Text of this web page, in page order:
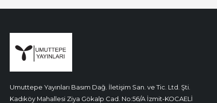
Umuttepe Yayınları Basım Dağ. İletişim San. ve Tic. Ltd. Şti.
Kadıköy Mahallesi Ziya Gökalp Cad. No:56/A İzmit-KOCAELİ